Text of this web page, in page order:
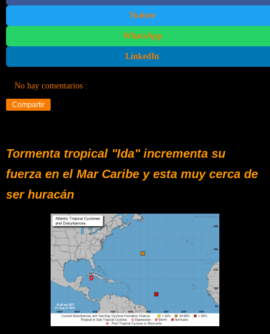
Twitter
WhatsApp
LinkedIn
No hay comentarios :
Compartir
Tormenta tropical "Ida" incrementa su
fuerza en el Mar Caribe y esta muy cerca de
ser huracán